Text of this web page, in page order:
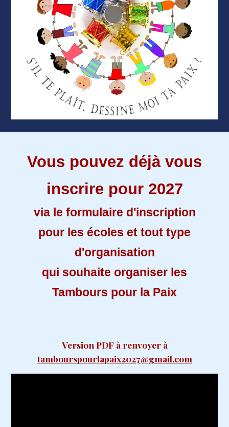
Vous pouvez déjà vous
inscrire pour 2027
via le formulaire d'inscription
pour les écoles et tout type
d'organisation
qui souhaite organiser les
Tambours pour la Paix
Version PDF à renvoyer à
tambourspourlapaix2027@gmail.com